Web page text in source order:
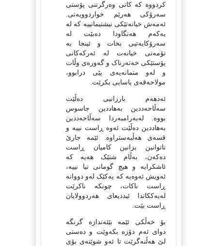
کردووە کە کاتی وەرگرتنی پۆستی
سەرۆکی هەرێم خواردوویەتی.
ئەمەش خیانەتێکی نیشتیمانییە کە لە
یەکەم هەنگاودا دەبێت لە
سەرۆکایەتیی بخات و ئینجا بە
تۆمەتی خیانەت لە ئەرکەکانی
پۆستێکی خەتەرناک و گەورەی وڵات
و لەو متمانەیەی پێی درابوو،
مولاحەقەی یاسایی بکرێت.
ئەدهەم بارزانیی دەڵێت
سەڵاحەددین بەهاددین جاسوس
بووە. لەبەرامبەردا سەڵاحەددین
بەهاددین دەڵێت ئەوە ڕاست نییە و
قسەی هەڵبەستراوە. ئێمە جارێ
ناتوانین بزانین کامیان ڕاست
دەکەن، بەڵام شتێک هەیە کە
ئاشکرایە و هیچ گومانی تیا نییە،
ئەویش ئەوەیە کە یەکێک لەو دووانە
ڕاست ناکات، چونکە ناکرێت
لەیەککاتدا ئیددیعای هەردوولایان
ڕاست بێت.
بۆ خەڵکی ئێمە بێئەندازە گرنگە
دوای ئەم دۆزە بکەوێت و دەستی
لێ هەڵنەگرێت تا ئەو شوێنەی بۆی